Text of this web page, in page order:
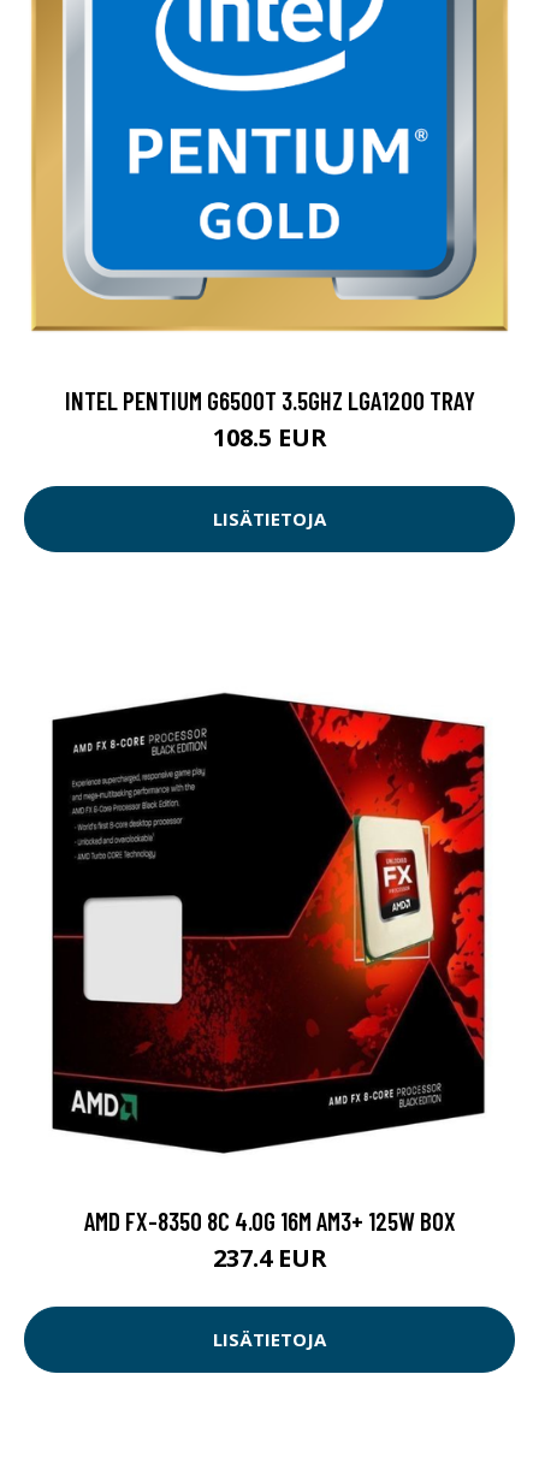
INTEL PENTIUM G6500T 3.5GHZ LGA1200 TRAY
108.5 EUR
LISÄTIETOJA
AMD FX-8350 8C 4.0G 16M AM3+ 125W BOX
237.4 EUR
LISÄTIETOJA